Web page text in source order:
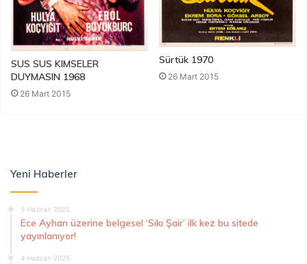
SUS SUS KIMSELER
DUYMASIN 1968
26 Mart 2015
Sürtük 1970
26 Mart 2015
Yeni Haberler
5 Haziran 2025
Ece Ayhan üzerine belgesel ‘Sıkı Şair’ ilk kez bu sitede
yayınlanıyor!
4 Haziran 2025